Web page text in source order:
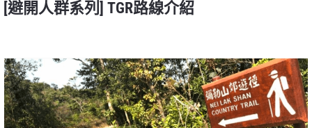
[避開人群系列] TGR路線介紹